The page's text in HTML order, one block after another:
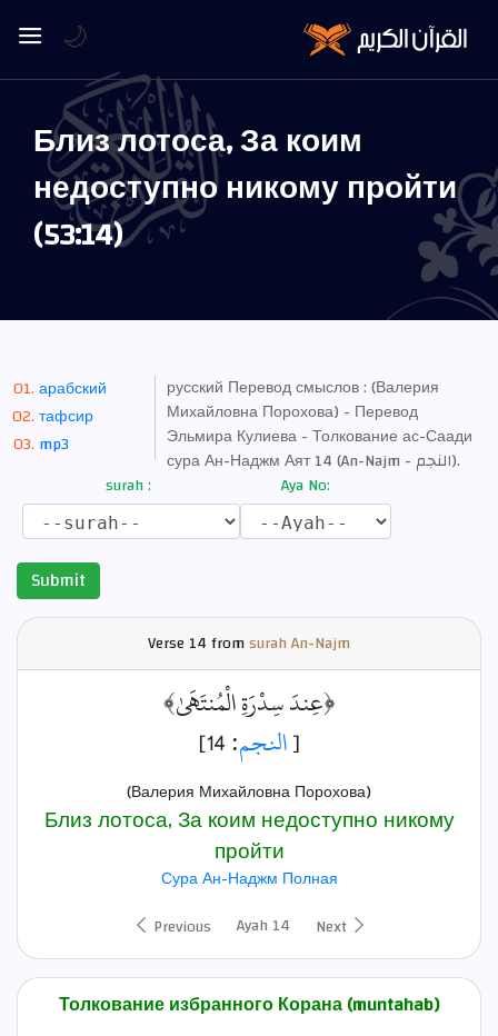
Близ лотоса, За коим
недоступно никому пройти
(53:14)
арабский
тафсир
mp3
русский Перевод смыслов : (Валерия
Михайловна Порохова) - Перевод
Эльмира Кулиева - Толкование ас-Саади
сура Ан-Наджм Аят 14 (An-Najm - النجم).
surah :
Aya No:
Submit
Verse14 fromsurah An-Najm
﴿عِندَ سِدْرَةِ الْمُنتَهَىٰ﴾
[النجم: 14]
(Валерия Михайловна Порохова)
Близ лотоса, За коим недоступно никому
пройти
Сура Ан-Наджм Полная
Previous
Ayah 14 Next
Толкование избранного Корана (muntahab)
🌙